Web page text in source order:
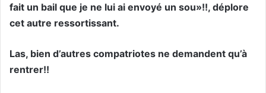
fait un bail que je ne lui ai envoyé un sou»!!, déplore
cet autre ressortissant.
Las, bien d’autres compatriotes ne demandent qu’à
rentrer!!